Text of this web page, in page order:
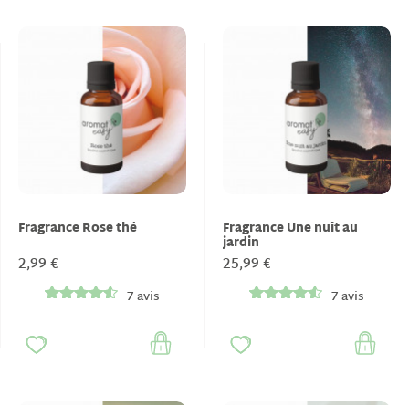
Fragrance Rose thé
2,99 €
7 avis
Fragrance Une nuit au
jardin
25,99 €
7 avis